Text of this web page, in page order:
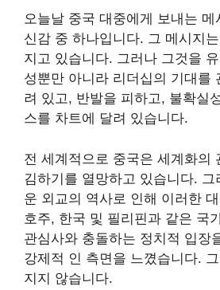
오늘날 중국 대중에게 보내는
신감 중 하나입니다. 그 메시지
지고 있습니다. 그러나 그것을
성뿐만 아니라 리더십의 기대를
려 있고, 반발을 피하고, 불확실
스를 차트에 달려 있습니다.
전 세계적으로 중국은 세계화의
김하기를 열망하고 있습니다. 그
운 외교의 역사로 인해 이러한
호주, 한국 및 필리핀과 같은 국
관심사와 충돌하는 정치적 입장
강제적 인 측면을 느꼈습니다.
지지 않습니다.